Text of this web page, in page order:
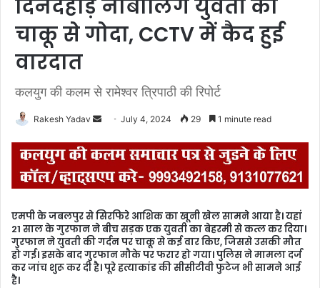
दिनदहाड़े नाबालिग युवती को
चाकू से गोदा, CCTV में कैद हुई
वारदात
कलयुग की कलम से रामेश्वर त्रिपाठी की रिपोर्ट
Rakesh Yadav
n
d
a
e
m
a
i
July 4, 2024 29 1 minute read
एमपी के जबलपुर से सिरफिरे आशिक का खूनी खेल सामने आया है। यहां
21 साल के गुरफान ने बीच सड़क एक युवती का बेहरमी से कत्ल कर दिया।
गुरफान ने युवती की गर्दन पर चाकू से कई वार किए, जिससे उसकी मौत
हो गई। इसके बाद गुरफान मौके पर फरार हो गया। पुलिस ने मामला दर्ज
कर जांच शुरू कर दी है। पूरे हत्याकांड की सीसीटीवी फुटेज भी सामने आई
है।